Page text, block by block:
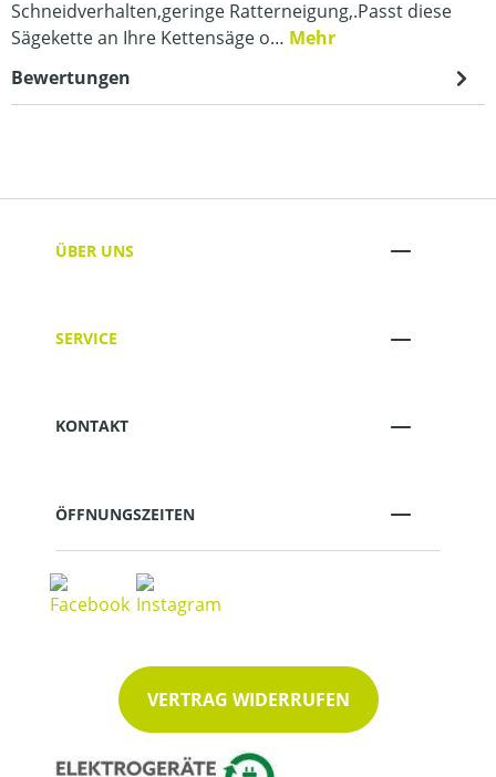
Schneidverhalten,geringe Ratterneigung,.Passt diese
Sägekette an Ihre Kettensäge o… Mehr
Bewertungen
ÜBER UNS
SERVICE
KONTAKT
ÖFFNUNGSZEITEN
VERTRAG WIDERRUFEN